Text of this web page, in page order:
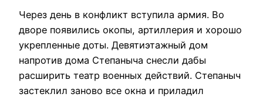
Через день в конфликт вступила армия. Во
дворе появились окопы, артиллерия и хорошо
укрепленные доты. Девятиэтажный дом
напротив дома Степаныча снесли дабы
расширить театр военных действий. Степаныч
застеклил заново все окна и приладил